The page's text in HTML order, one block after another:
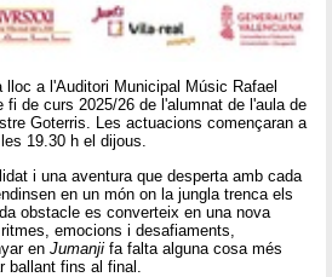
a l'Auditori Municipal Músic Rafael
fi de curs 2025/26 de l'alumnat de l'aula de
Goterris. Les actuacions començaran a
19.30 h el dijous.
i una aventura que desperta amb cada
en un món on la jungla trenca els
obstacle es converteix en una nova
emocions i desafiaments,
enJumanjifa falta alguna cosa més
ballant fins al final.